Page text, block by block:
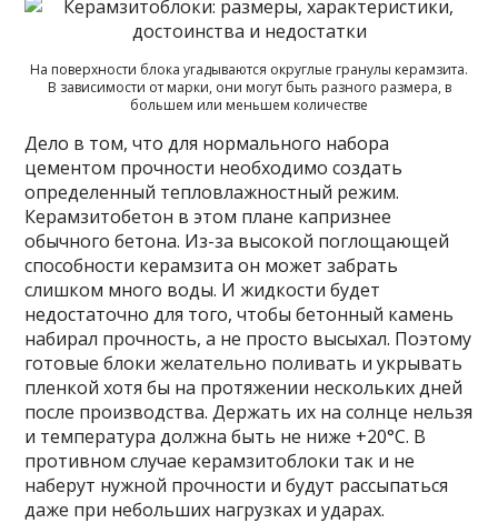
На поверхности блока угадываются округлые гранулы керамзита.
В зависимости от марки, они могут быть разного размера, в
большем или меньшем количестве
Дело в том, что для нормального набора
цементом прочности необходимо создать
определенный тепловлажностный режим.
Керамзитобетон в этом плане капризнее
обычного бетона. Из-за высокой поглощающей
способности керамзита он может забрать
слишком много воды. И жидкости будет
недостаточно для того, чтобы бетонный камень
набирал прочность, а не просто высыхал. Поэтому
готовые блоки желательно поливать и укрывать
пленкой хотя бы на протяжении нескольких дней
после производства. Держать их на солнце нельзя
и температура должна быть не ниже +20°C. В
противном случае керамзитоблоки так и не
наберут нужной прочности и будут рассыпаться
даже при небольших нагрузках и ударах.